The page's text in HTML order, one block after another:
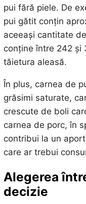
pui fără piele. De
pui gătit conțin
aceeași cantitate
conține între 242 și
tăietura aleasă.
În plus, carnea de
grăsimi saturate,
crescute de boli
carnea de porc, în
contribui la un
care ar trebui
Alegerea
decizie